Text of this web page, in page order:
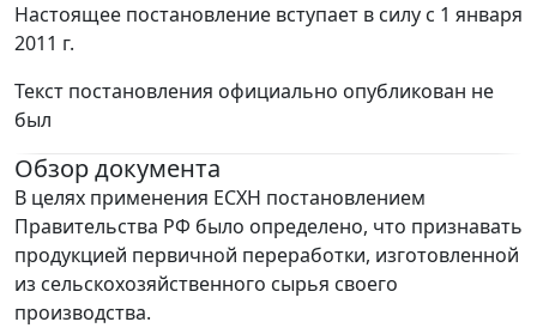
Настоящее постановление вступает в силу с 1 января
2011 г.
Текст постановления официально опубликован не
был
Обзор документа
В целях применения ЕСХН постановлением
Правительства РФ было определено, что признавать
продукцией первичной переработки, изготовленной
из сельскохозяйственного сырья своего
производства.